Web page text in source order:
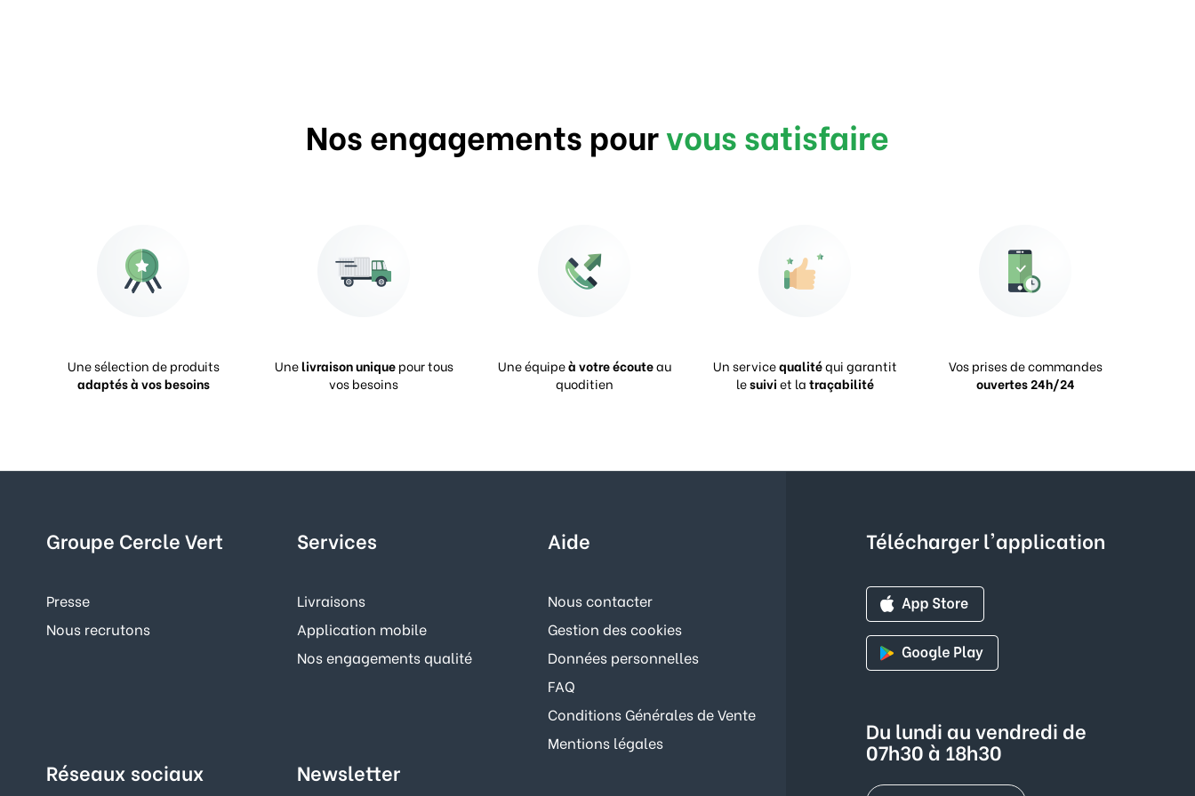
Nos engagements pourvous satisfaire
Une sélection de produits
adaptés à vos besoins
Unelivraison uniquepour tous
vos besoins
Une équipeà votre écouteau
quoditien
Un servicequalitéqui garantit
lesuiviet latraçabilité
Vos prises de commandes
ouvertes 24h/24
Groupe Cercle Vert
Presse
Nous recrutons
Services
Livraisons
Application mobile
Nos engagements qualité
Aide
Nous contacter
Gestion des cookies
Données personnelles
FAQ
Conditions Générales de Vente
Mentions légales
Réseaux sociaux Newsletter
Télécharger l'application
Du lundi au vendredi de
07h30 à 18h30